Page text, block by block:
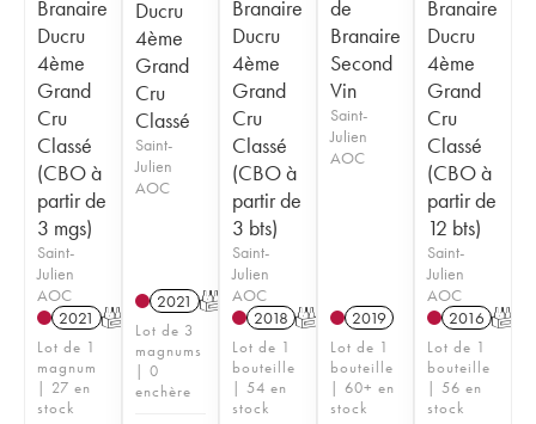
Branaire
Ducru
4ème
Grand
Cru
Classé
(CBO à
partir de
3 mgs)
Saint-
Julien
AOC
2021 T
Lot de 1
magnum
| 27 en
stock
Ducru
4ème
Grand
Cru
Classé
Saint-
Julien
AOC
2021 T
Lot de 3
magnums
| 0
enchère
Branaire
Ducru
4ème
Grand
Cru
Classé
(CBO à
partir de
3 bts)
Saint-
Julien
AOC
2018 T
Lot de 1
bouteille
| 54 en
stock
de
Branaire
Second
Vin
Saint-
Julien
AOC
2019
Lot de 1
bouteille
| 60+ en
stock
Branaire
Ducru
4ème
Grand
Cru
Classé
(CBO à
partir de
12 bts)
Saint-
Julien
AOC
2016 T
Lot de 1
bouteille
| 56 en
stock